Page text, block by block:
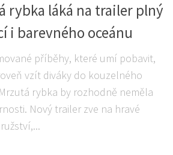
rybka láká na trailer plný
i barevného oceánu
příběhy, které umí pobavit,
vzít diváky do kouzelného
rybka by rozhodně neměla
Nový trailer zve na hravé